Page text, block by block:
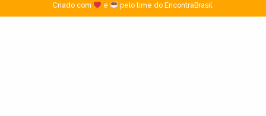
Criado com
e pelo time do EncontraBrasil